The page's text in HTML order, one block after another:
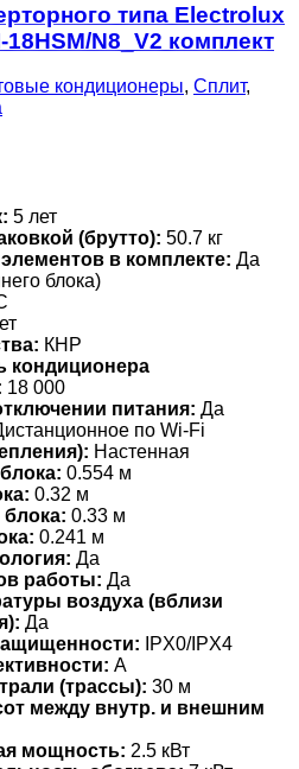
типа Electrolux
N8_V2 комплект
кондиционеры, Сплит,
5 лет
(брутто): 50.7 кг
в комплекте: Да
блока)
КНР
кондиционера
18 000
питания: Да
по Wi-Fi
Настенная
0.554 м
0.32 м
блока: 0.33 м
0.241 м
Да
работы: Да
воздуха (вблизи
Да
IPX0/IPX4
A
(трассы): 30 м
между внутр. и внешним
мощность: 2.5 кВт